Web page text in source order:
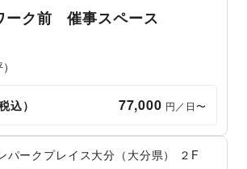
ーク前 催事スペース
込） 77,000 円／日〜
パークプレイス大分（大分県） ２F